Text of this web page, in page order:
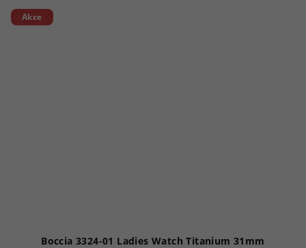
Akce
Boccia 3324-01 Ladies Watch Titanium 31mm